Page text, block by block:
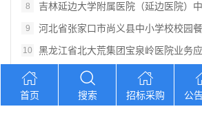
8 吉林延边大学附属医院（延边医院）
9 河北省张家口市尚义县中小学校校园
10 黑龙江省北大荒集团宝泉岭医院业务
您想找？
首页 搜索 招标采购 公